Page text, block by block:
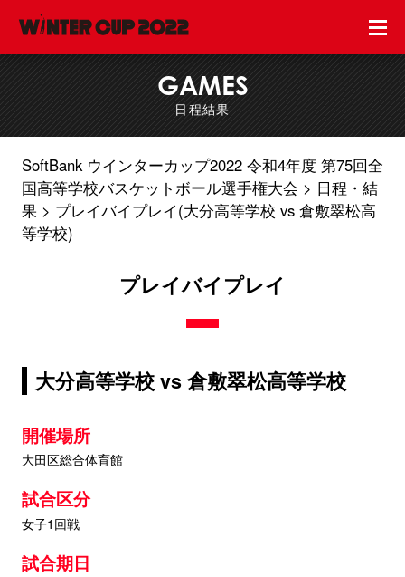
GAMES
日程結果
SoftBank ウインターカップ2022 令和4年度 第75回全
国高等学校バスケットボール選手権大会
日程・結
果
プレイバイプレイ(大分高等学校 vs 倉敷翠松高
等学校)
プレイバイプレイ
大分高等学校 vs 倉敷翠松高等学校
開催場所
大田区総合体育館
試合区分
女子1回戦
試合期日